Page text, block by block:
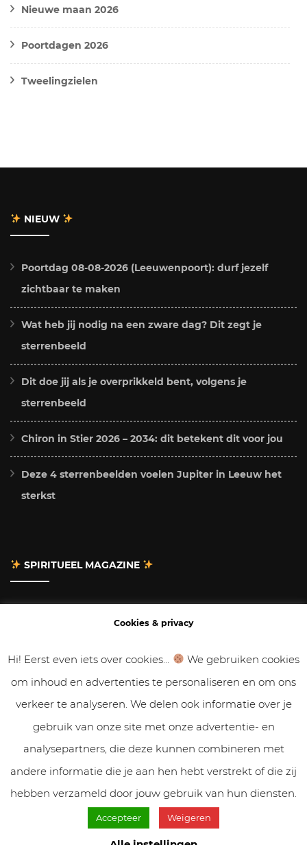
Nieuwe maan 2026
Poortdagen 2026
Tweelingzielen
NIEUW
Poortdag 08-08-2026 (Leeuwenpoort): durf jezelf
zichtbaar te maken
Wat heb jij nodig na een zware dag? Dit zegt je
sterrenbeeld
Dit doe jij als je overprikkeld bent, volgens je
sterrenbeeld
Chiron in Stier 2026 – 2034: dit betekent dit voor jou
Deze 4 sterrenbeelden voelen Jupiter in Leeuw het
sterkst
SPIRITUEEL MAGAZINE
Gastbloggen
Samenwerken
Cookies & Privacy
© VolleMaanKalender.nl 2019 - 2025 // NadiZoetebier.nl //
Cookiebeleid & privacy
Cookies & privacy
Hi! Eerst even iets over cookies...
We gebruiken cookies
om inhoud en advertenties te personaliseren en om ons
verkeer te analyseren. We delen ook informatie over je
gebruik van onze site met onze advertentie- en
analysepartners, die deze kunnen combineren met
andere informatie die je aan hen hebt verstrekt of die zij
hebben verzameld door jouw gebruik van hun diensten.
Accepteer Weigeren